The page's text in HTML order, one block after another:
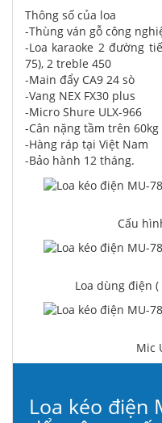
Thông số của loa
-Thùng ván gỗ công
-Loa karaoke 2 đường
75), 2 treble 450
-Main đẩy CA9 24 sò
-Vang NEX FX30 plus
-Micro Shure ULX-966
-Cân nặng tầm trên 60kg
-Hàng ráp tại Việt Nam
-Bảo hành 12 tháng.
Cấu
Loa dùng điện
Mic
Loa kéo điện